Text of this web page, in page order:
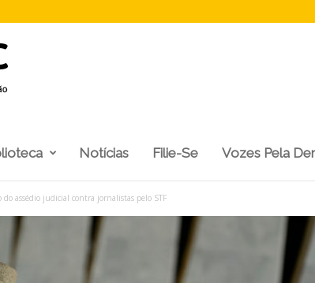
Notícias Filie-Se Vozes Pela
assédio judicial contra jornalistas pelo STF